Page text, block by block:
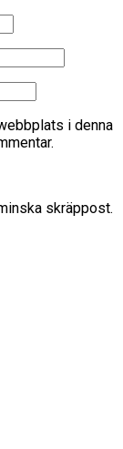
i denna
skräppost.